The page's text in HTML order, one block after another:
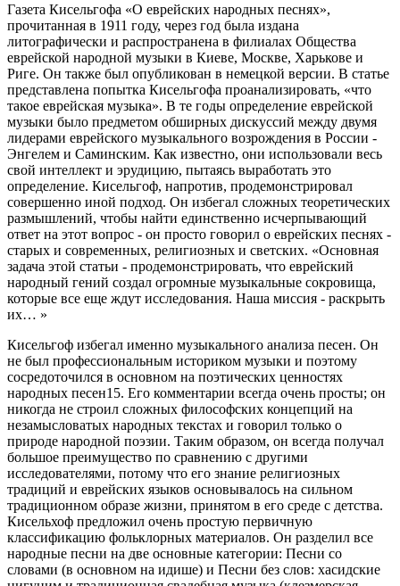
Газета Кисельгофа «О еврейских народных песнях»,
прочитанная в 1911 году, через год была издана
литографически и распространена в филиалах Общества
еврейской народной музыки в Киеве, Москве, Харькове и
Риге. Он также был опубликован в немецкой версии. В статье
представлена попытка Кисельгофа проанализировать, «что
такое еврейская музыка». В те годы определение еврейской
музыки было предметом обширных дискуссий между двумя
лидерами еврейского музыкального возрождения в России -
Энгелем и Саминским. Как известно, они использовали весь
свой интеллект и эрудицию, пытаясь выработать это
определение. Кисельгоф, напротив, продемонстрировал
совершенно иной подход. Он избегал сложных теоретических
размышлений, чтобы найти единственно исчерпывающий
ответ на этот вопрос - он просто говорил о еврейских песнях -
старых и современных, религиозных и светских. «Основная
задача этой статьи - продемонстрировать, что еврейский
народный гений создал огромные музыкальные сокровища,
которые все еще ждут исследования. Наша миссия - раскрыть
их… »
Кисельгоф избегал именно музыкального анализа песен. Он
не был профессиональным историком музыки и поэтому
сосредоточился в основном на поэтических ценностях
народных песен15. Его комментарии всегда очень просты; он
никогда не строил сложных философских концепций на
незамысловатых народных текстах и говорил только о
природе народной поэзии. Таким образом, он всегда получал
большое преимущество по сравнению с другими
исследователями, потому что его знание религиозных
традиций и еврейских языков основывалось на сильном
традиционном образе жизни, принятом в его среде с детства.
Кисельхоф предложил очень простую первичную
классификацию фольклорных материалов. Он разделил все
народные песни на две основные категории: Песни со
словами (в основном на идише) и Песни без слов: хасидские